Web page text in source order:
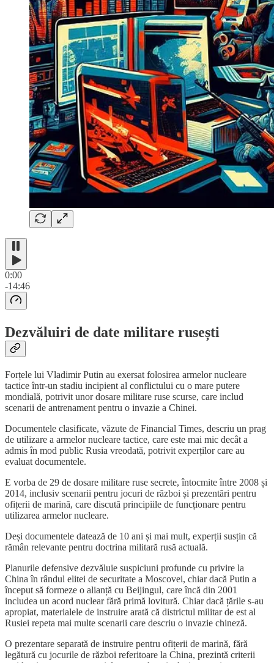
0:00
-14:46
Dezvăluiri de date militare rusești
Forțele lui Vladimir Putin au exersat folosirea armelor nucleare
tactice într-un stadiu incipient al conflictului cu o mare putere
mondială, potrivit unor dosare militare ruse scurse, care includ
scenarii de antrenament pentru o invazie a Chinei.
Documentele clasificate, văzute de Financial Times, descriu un prag
de utilizare a armelor nucleare tactice, care este mai mic decât a
admis în mod public Rusia vreodată, potrivit experților care au
evaluat documentele.
E vorba de 29 de dosare militare ruse secrete, întocmite între 2008 și
2014, inclusiv scenarii pentru jocuri de război și prezentări pentru
ofițerii de marină, care discută principiile de funcționare pentru
utilizarea armelor nucleare.
Deși documentele datează de 10 ani și mai mult, experții susțin că
rămân relevante pentru doctrina militară rusă actuală.
Planurile defensive dezvăluie suspiciuni profunde cu privire la
China în rândul elitei de securitate a Moscovei, chiar dacă Putin a
început să formeze o alianță cu Beijingul, care încă din 2001
includea un acord nuclear fără primă lovitură. Chiar dacă țările s-au
apropiat, materialele de instruire arată că districtul militar de est al
Rusiei repeta mai multe scenarii care descriu o invazie chineză.
O prezentare separată de instruire pentru ofițerii de marină, fără
legătură cu jocurile de război referitoare la China, prezintă criterii